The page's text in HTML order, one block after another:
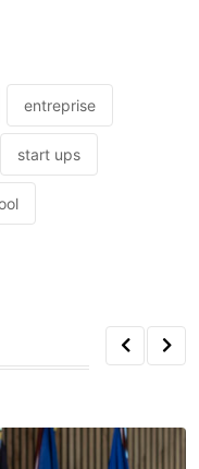
entreprise
start ups